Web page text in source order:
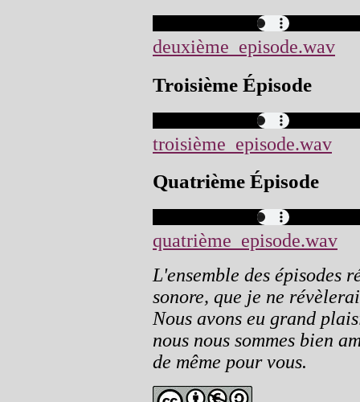
deuxième_episode.wav
Troisième Épisode
troisième_episode.wav
Quatrième Épisode
quatrième_episode.wav
L'ensemble des épisodes
sonore, que je ne
Nous avons eu grand
nous nous sommes bien
de même pour vous.